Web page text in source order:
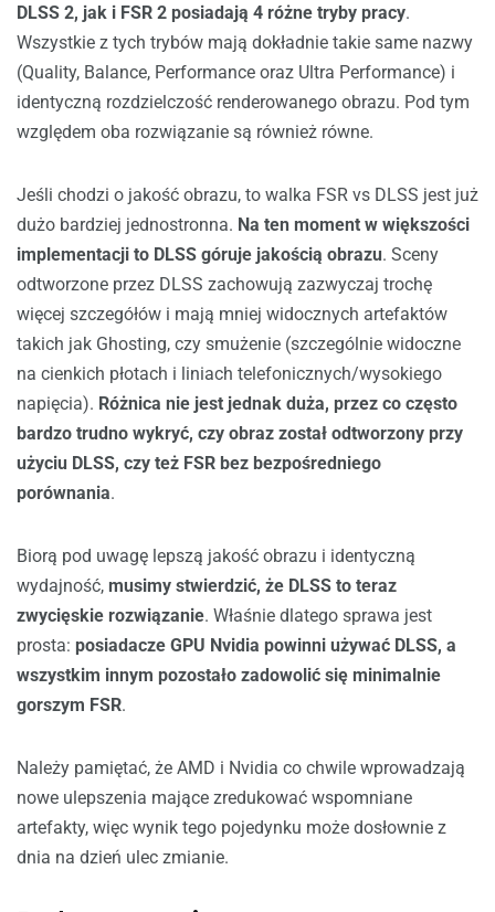
DLSS 2, jak i FSR 2 posiadają 4 różne tryby pracy.
Wszystkie z tych trybów mają dokładnie takie same nazwy
(Quality, Balance, Performance oraz Ultra Performance) i
identyczną rozdzielczość renderowanego obrazu. Pod tym
względem oba rozwiązanie są również równe.
Jeśli chodzi o jakość obrazu, to walka FSR vs DLSS jest już
dużo bardziej jednostronna. Na ten moment w większości
implementacji to DLSS góruje jakością obrazu. Sceny
odtworzone przez DLSS zachowują zazwyczaj trochę
więcej szczegółów i mają mniej widocznych artefaktów
takich jak Ghosting, czy smużenie (szczególnie widoczne
na cienkich płotach i liniach telefonicznych/wysokiego
napięcia). Różnica nie jest jednak duża, przez co często
bardzo trudno wykryć, czy obraz został odtworzony przy
użyciu DLSS, czy też FSR bez bezpośredniego
porównania.
Biorą pod uwagę lepszą jakość obrazu i identyczną
wydajność, musimy stwierdzić, że DLSS to teraz
zwycięskie rozwiązanie. Właśnie dlatego sprawa jest
prosta: posiadacze GPU Nvidia powinni używać DLSS, a
wszystkim innym pozostało zadowolić się minimalnie
gorszym FSR.
Należy pamiętać, że AMD i Nvidia co chwile wprowadzają
nowe ulepszenia mające zredukować wspomniane
artefakty, więc wynik tego pojedynku może dosłownie z
dnia na dzień ulec zmianie.